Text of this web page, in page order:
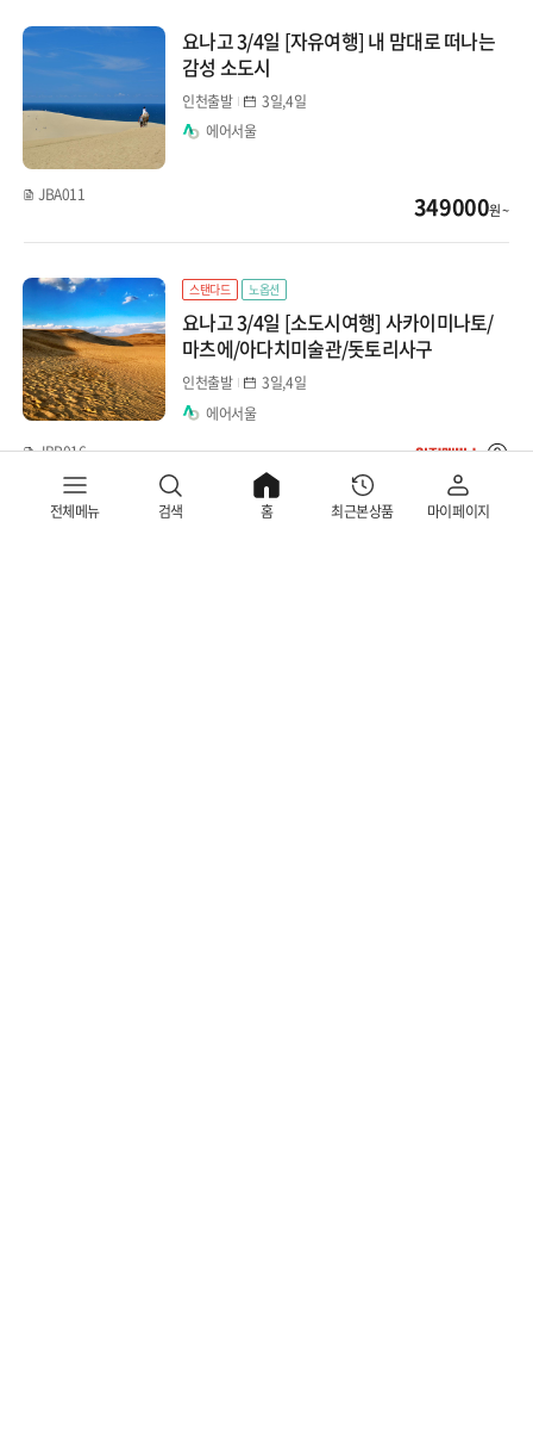
요나고 3/4일 [자유여행] 내 맘대로 떠나는
감성 소도시
인천출발
3일,4일
에어서울
JBA011 349000원 ~
스탠다드 노옵션
요나고 3/4일 [소도시여행] 사카이미나토/
마츠에/아다치미술관/돗토리사구
인천출발
3일,4일
에어서울
JBP016
799000
전체메뉴 검색 홈 최근본상품 마이페이지